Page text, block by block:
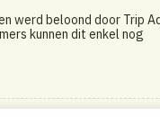
werd beloond door Trip
kunnen dit enkel nog